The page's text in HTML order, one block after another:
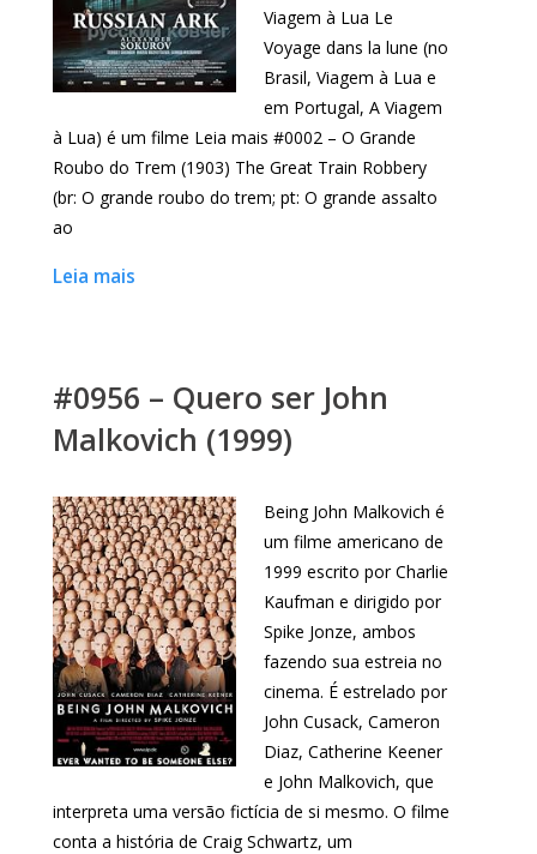
Viagem à Lua Le
Voyage dans la lune (no
Brasil, Viagem à Lua e
em Portugal, A Viagem
à Lua) é um filme Leia mais #0002 – O Grande
Roubo do Trem (1903) The Great Train Robbery
(br: O grande roubo do trem; pt: O grande assalto
ao
Leia mais
#0956 – Quero ser John
Malkovich (1999)
Being John Malkovich é
um filme americano de
1999 escrito por Charlie
Kaufman e dirigido por
Spike Jonze, ambos
fazendo sua estreia no
cinema. É estrelado por
John Cusack, Cameron
Diaz, Catherine Keener
e John Malkovich, que
interpreta uma versão fictícia de si mesmo. O filme
conta a história de Craig Schwartz, um